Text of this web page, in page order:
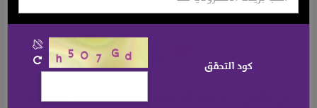
كود التحقق
معروف
رؤيتنا
أن نكون الرقم الصعب عالمياً في الإعلام